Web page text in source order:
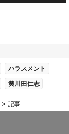
ハラスメント
黄川田仁志
記事